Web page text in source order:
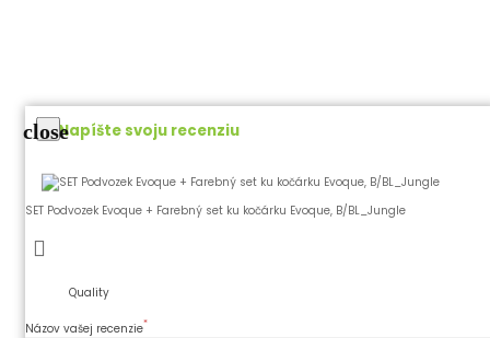
Napíšte svoju recenziu
close
SET Podvozek Evoque + Farebný set ku kočárku Evoque, B/BL_Jungle
Quality
Názov vašej recenzie*